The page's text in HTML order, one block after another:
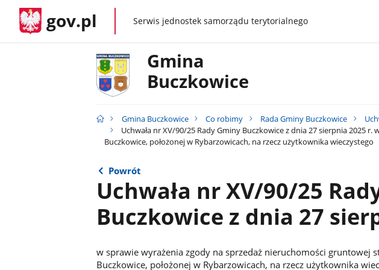
gov.pl gov.plSerwis jednostek samorządu terytorialnego
Gmina
Buczkowice
Gmina Buczkowice Co robimy Rada Gminy Buczkowice
Uchwała nr XV/90/25 Rady Gminy Buczkowice z dnia 27 sierpnia 2025
Buczkowice, położonej w Rybarzowicach, na rzecz użytkownika wieczystego
Powrót
Uchwała nr XV/90/25
Buczkowice z dnia 27
w sprawie wyrażenia zgody na sprzedaż nieruchomości gruntowej
Buczkowice, położonej w Rybarzowicach, na rzecz użytkownika